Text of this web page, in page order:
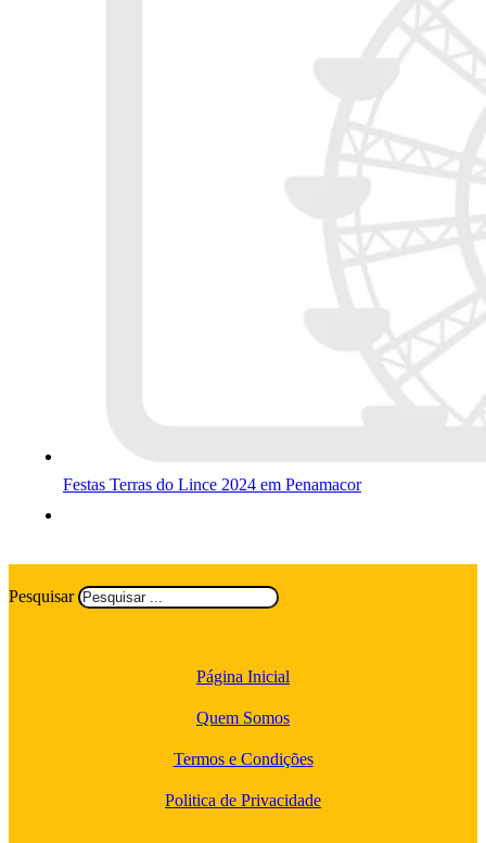
Festas Terras do Lince 2024 em Penamacor
Pesquisar
Página Inicial
Quem Somos
Termos e Condições
Politica de Privacidade